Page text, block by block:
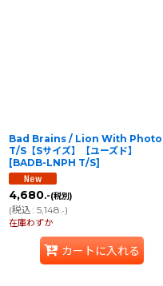
Bad Brains / Lion With Photo
T/S【Sサイズ】【ユーズド】
[BADB-LNPH T/S]
4,680.-(税別)
(税込: 5,148.-)
在庫わずか
カートに入れる